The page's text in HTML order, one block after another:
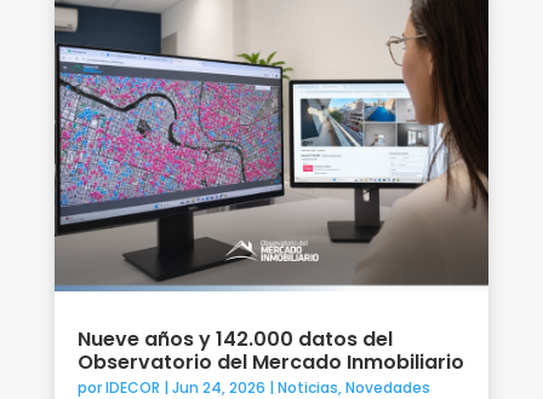
Nueve años y 142.000 datos del
Observatorio del Mercado Inmobiliario
porIDECOR | Jun 24, 2026 | Noticias,Novedades